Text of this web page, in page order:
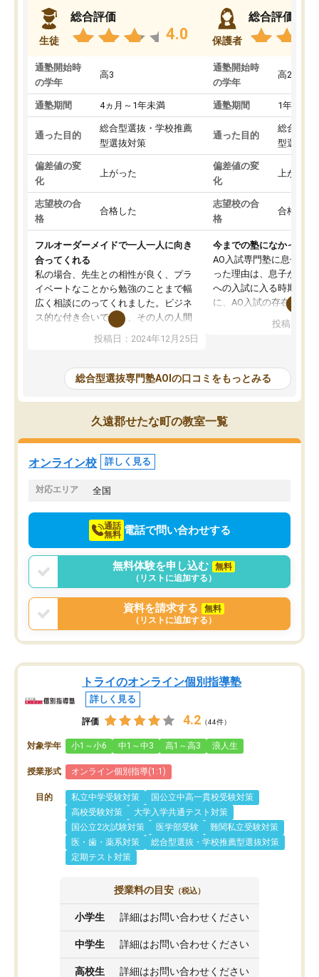
生徒
総合評価
4.0
通塾開始時
の学年
高3
通塾期間 4ヵ月～1年未満
通った目的
総合型選抜・学校推薦
型選抜対策
偏差値の変
化
上がった
志望校の合
格
合格した
フルオーダーメイドで一人一人に向き
合ってくれる
私の場合、先生との相性が良く、プラ
イベートなことから勉強のことまで幅
広く相談にのってくれました。ビジネ
ス的な付き合いでなく、その人の人間
性までを適切に把握し、むきあってい
るなぁと強く感じることできました。
と相談すると、他の先生も紹介してく
ださり、客観的なアドバイスもいただ
くことができました（志望理由・自己
PR等の添削において）。そして、なに
より自習室が解放されている点がよか
ったです。友達と好きな時間に自習
し、お互いを高めあえる環境がありま
投稿日：2024年12月25日
保護者
総合評価
通塾開始時
の学年
高2
通塾期間 1年以上
通った目的
総合型選
型選抜対
偏差値の変
化
上がった
志望校の合
格
合格した
今までの塾になかった
AO入試専門塾に息子を
った理由は、息子が高校
への入試に入る時期に差
に、AO入試の存在を息
たことから、AOIに入塾
で、AO入試を改めて知
それに対しての具体的な
ことでした。更に子供の
る適正等についても詳
でき、メンターの方々
けてらっしゃいますので
投稿日：
総合型選抜専門塾AOIの口コミをもっとみる
久遠郡せたな町の教室一覧
オンライン校 詳しく見る
対応エリア 全国
通話
無料 電話で問い合わせする
無料体験を申し込む
無料
（リストに追加する）
資料を請求する
無料
（リストに追加する）
トライのオンライン個別指導塾
詳しく見る
評価 4.2 （44件）
対象学年 小1～小6 中1～中3 高1～高3 浪人生
授業形式 オンライン個別指導(1:1)
目的 私立中学受験対策
国公立中高一貫校受験対策
高校受験対策
大学入学共通テスト対策
国公立2次試験対策
医学部受験
難関私立受験対策
医・歯・薬系対策
総合型選抜・学校推薦型選抜対策
定期テスト対策
授業料の目安 （税込）
小学生 詳細はお問い合わせください
中学生 詳細はお問い合わせください
高校生 詳細はお問い合わせください